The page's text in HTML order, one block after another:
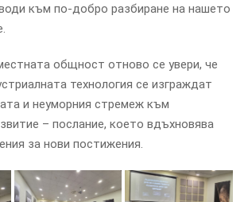
към по-добро разбиране на нашето
общност отново се увери, че
технология се изграждат
и неуморния стремеж към
– послание, което вдъхновява
за нови постижения.